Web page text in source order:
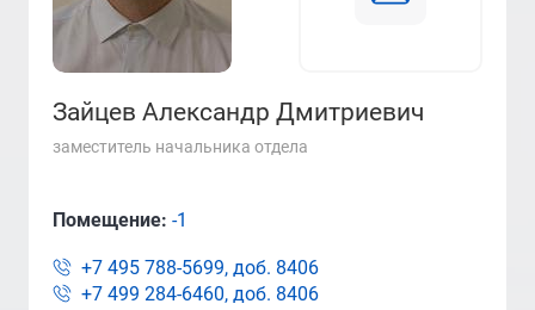
Зайцев Александр Дмитриевич
заместитель начальника отдела
Помещение: -1
+7 495 788-5699, доб. 8406
+7 499 284-6460, доб. 8406